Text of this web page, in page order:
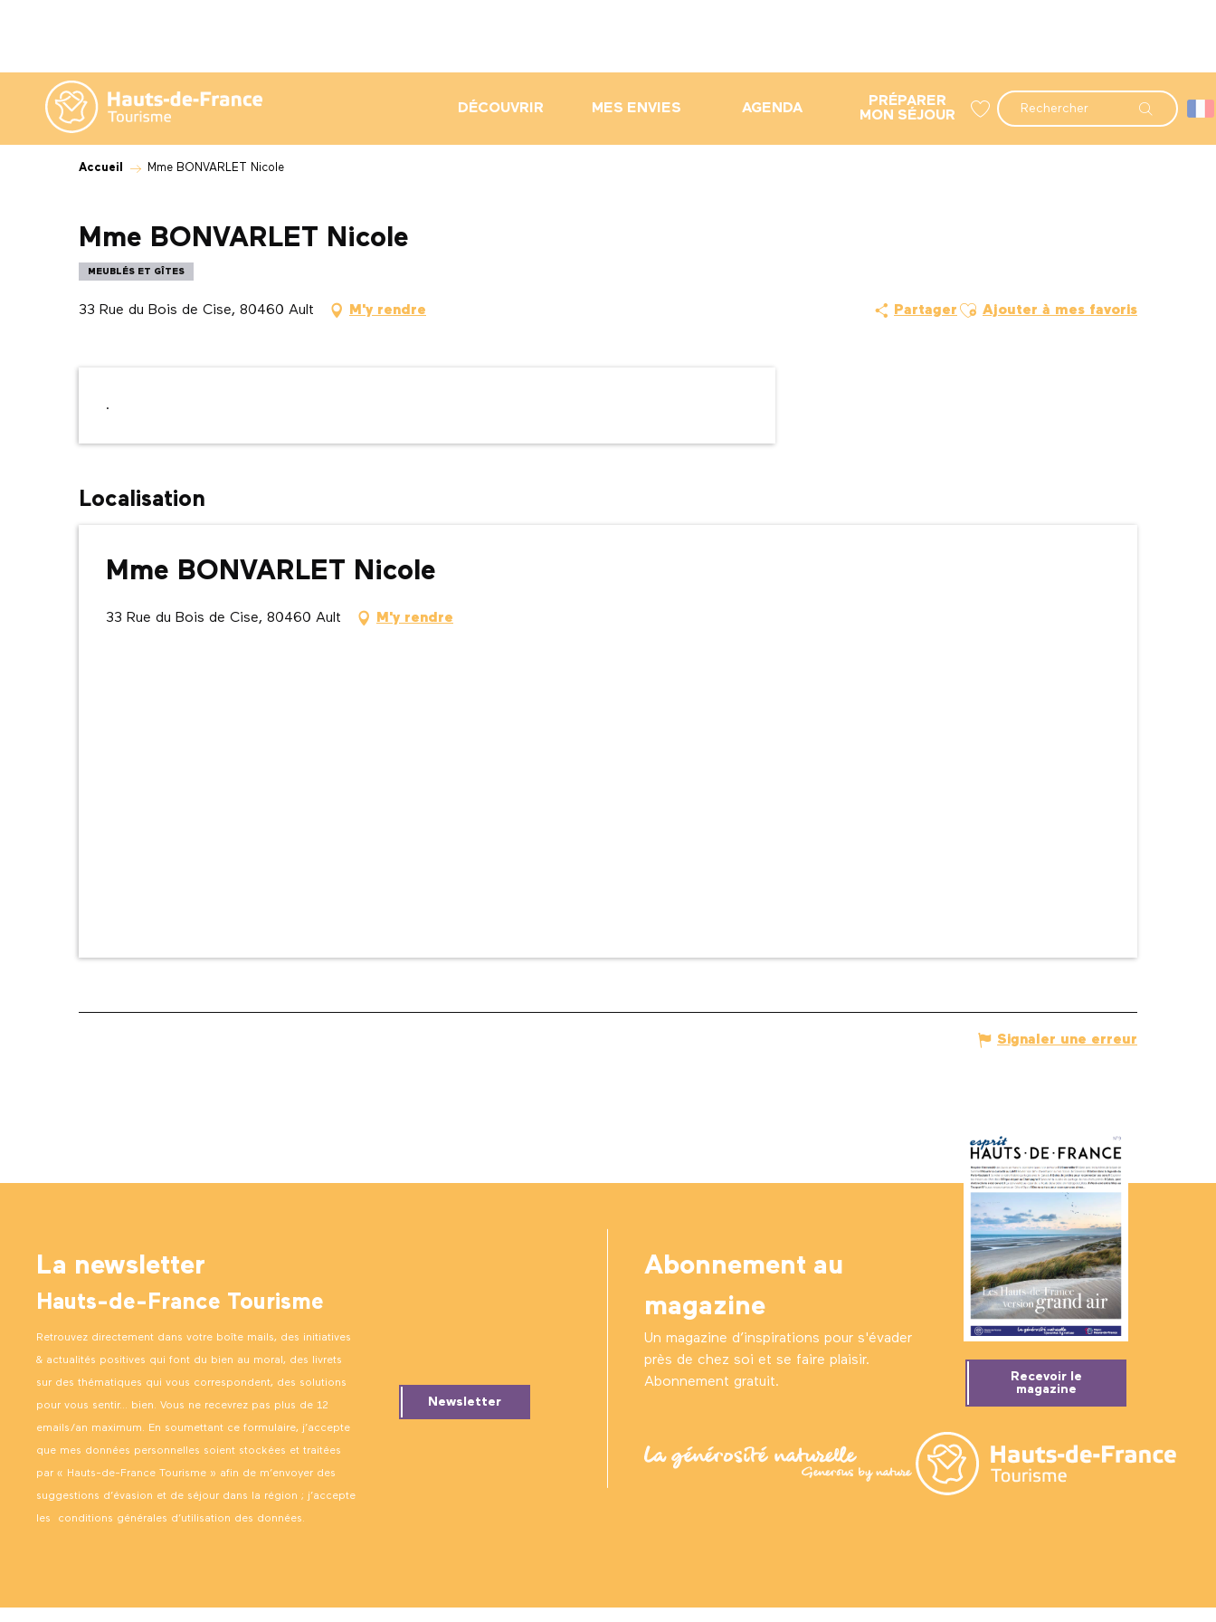
contenu
principal
Recherche
DÉCOUVRIR MES ENVIES AGENDA
PRÉPARER
MON SÉJOUR
Accueil Mme BONVARLET Nicole
Mme BONVARLET Nicole
MEUBLÉS ET GÎTES
33 Rue du Bois de Cise, 80460 Ault M'y rendre Partager Ajouter aux favoris
Ajouter à mes favoris
.
Localisation
Mme BONVARLET Nicole
33 Rue du Bois de Cise, 80460 Ault M'y rendre
Signaler une erreur
La newsletter
Hauts-de-France Tourisme
Retrouvez directement dans votre boîte mails, des initiatives
& actualités positives qui font du bien au moral, des livrets
sur des thématiques qui vous correspondent, des solutions
pour vous sentir… bien. Vous ne recevrez pas plus de 12
emails/an maximum. En soumettant ce formulaire, j’accepte
que mes données personnelles soient stockées et traitées
par « Hauts-de-France Tourisme » afin de m’envoyer des
suggestions d’évasion et de séjour dans la région ; j’accepte
les conditions générales d’utilisation des données.
Newsletter
Abonnement au
magazine
Un magazine d’inspirations pour s'évader
près de chez soi et se faire plaisir.
Abonnement gratuit.
Recevoir le
magazine